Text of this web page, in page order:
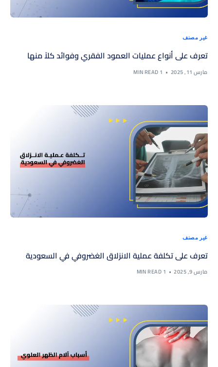
غير مصنف
تعرف على أنواع عمليات العمود الفقري وفوائد كلاً منها
مارس 11, 2025 1 MIN READ
غير مصنف
تعرف على تكلفة عملية الانزلاق الغضروفي في السعودية
مارس 9, 2025 1 MIN READ